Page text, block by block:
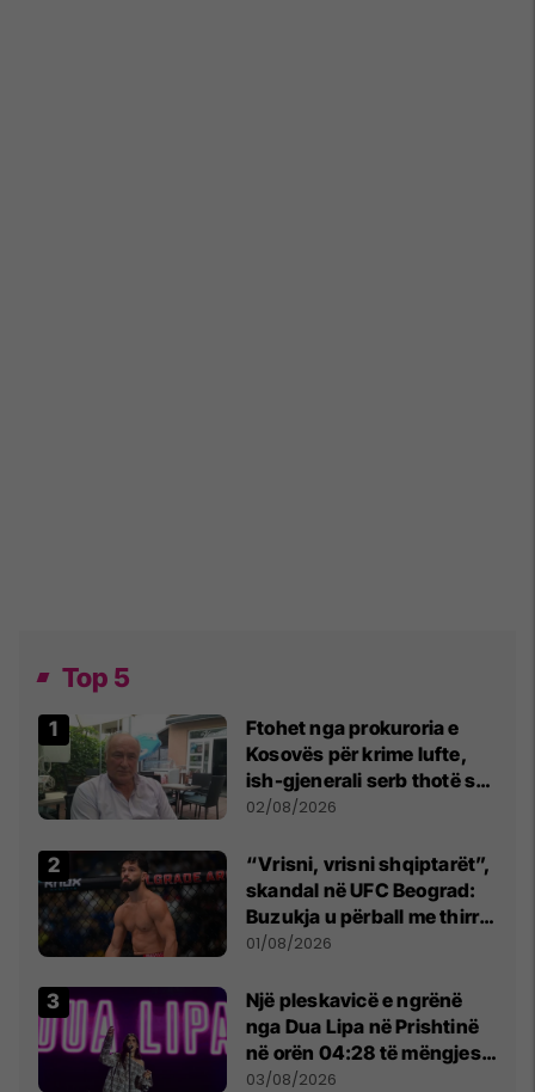
Top 5
Ftohet nga prokuroria e
Kosovës për krime lufte,
ish-gjenerali serb thotë se
dikush e tradhtoi në
02/08/2026
“Vrisni, vrisni shqiptarët”,
skandal në UFC Beograd:
Buzukja u përball me thirrje
anti-shqiptare nga
01/08/2026
Një pleskavicë e ngrënë
nga Dua Lipa në Prishtinë
në orën 04:28 të mëngjesit
- dhe bota digjitale serbe
03/08/2026